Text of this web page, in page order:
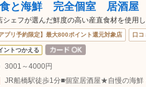
と海鮮 完全個室 居酒
シェフが選んだ鮮度の高い産直食材を使用
アプリ予約限定】最大800ポイント還元対象店 口コ
ントつかえる
3001～4000円